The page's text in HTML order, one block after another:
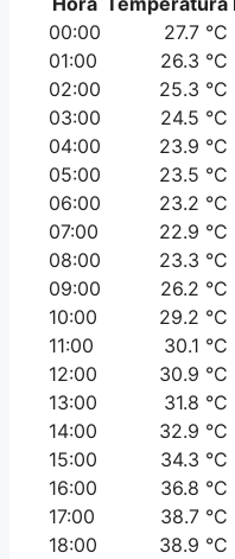
00:00
27.7 °C
01:00
26.3 °C
02:00
25.3 °C
03:00
24.5 °C
04:00
23.9 °C
05:00
23.5 °C
06:00
23.2 °C
07:00
22.9 °C
08:00
23.3 °C
09:00
26.2 °C
10:00
29.2 °C
11:00
30.1 °C
12:00
30.9 °C
13:00
31.8 °C
14:00
32.9 °C
15:00
34.3 °C
16:00
36.8 °C
17:00
38.7 °C
18:00
38.9 °C